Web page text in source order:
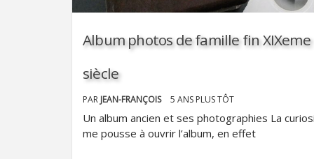
Album photos de famille fin XIXeme
siècle
PAR JEAN-FRANÇOIS 5 ANS PLUS TÔT
Un album ancien et ses photographies La
me pousse à ouvrir l’album, en effet